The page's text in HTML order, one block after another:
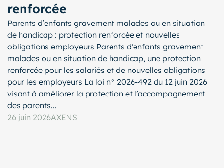
renforcée
Parents d’enfants gravement malades ou en situation
de handicap : protection renforcée et nouvelles
obligations employeurs Parents d’enfants gravement
malades ou en situation de handicap, une protection
renforcée pour les salariés et de nouvelles obligations
pour les employeurs La loi n° 2026-492 du 12 juin 2026
visant à améliorer la protection et l’accompagnement
des parents...
26 juin 2026AXENS